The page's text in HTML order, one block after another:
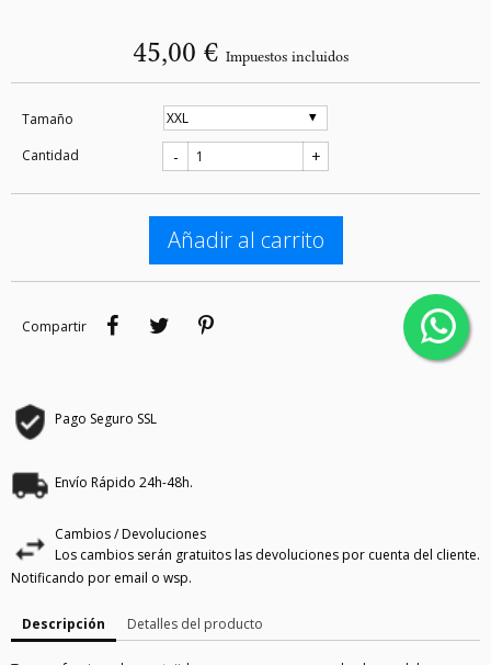
45,00 € Impuestos incluidos
Tamaño
Cantidad
- +
Añadir al carrito
Compartir
CompartirTuitear
Pago Seguro SSL
Envío Rápido 24h-48h.
Cambios / Devoluciones
Los cambios serán gratuitos las devoluciones por cuenta del cliente.
Notificando por email o wsp.
Descripción Detalles del producto